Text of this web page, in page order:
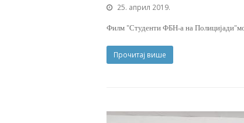
25. април 2019.
Филм "Студенти ФБН-а на
Прочитај више